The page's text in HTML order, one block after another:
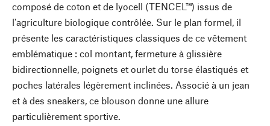
composé de coton et de lyocell (TENCEL™) issus de
l'agriculture biologique contrôlée. Sur le plan formel, il
présente les caractéristiques classiques de ce vêtement
emblématique : col montant, fermeture à glissière
bidirectionnelle, poignets et ourlet du torse élastiqués et
poches latérales légèrement inclinées. Associé à un jean
et à des sneakers, ce blouson donne une allure
particulièrement sportive.